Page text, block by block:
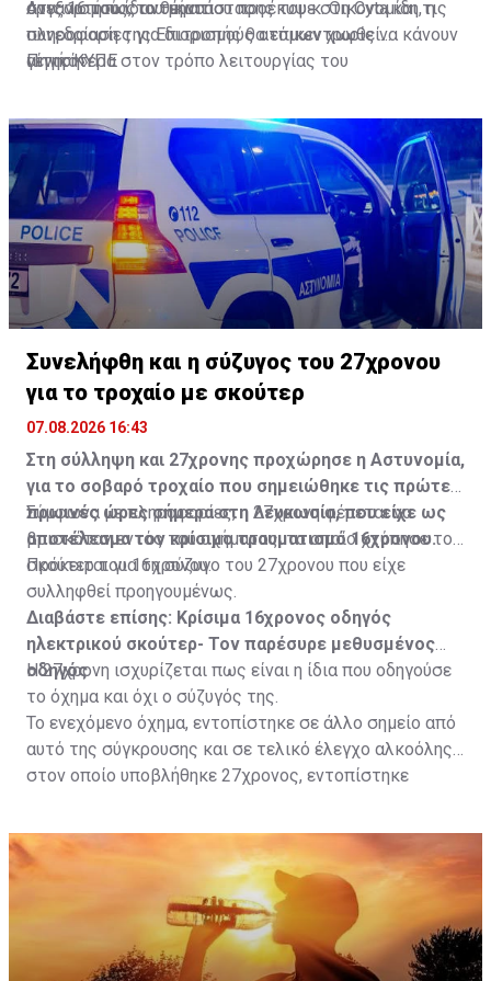
οργανισμούς, το θέμα που προέκυψε στη Cyta και τις
πληροφορίες για διορισμούς ατόμων χωρίς να κάνουν
αίτηση».
στις 16 του ίδιου μήνα.
Ανεξαρτήτως αντικατάστασης του κ. Οικονομίδη, η
συνεδρίαση της Επιτροπής θα επικεντρωθεί
γενικότερα στον τρόπο λειτουργίας του
Πηγή: ΚΥΠΕ
Συνελήφθη και η σύζυγος του 27χρονου
για το τροχαίο με σκούτερ
07.08.2026 16:43
Στη σύλληψη και 27χρονης προχώρησε η Αστυνομία,
για το σοβαρό τροχαίο που σημειώθηκε τις πρώτες
πρωινές ώρες σήμερα στη Λευκωσία, που είχε ως
αποτέλεσμα τον κρίσιμο τραυματισμό 16χρονου.
Σύμφωνα με πληροφορίες, η 27χρονη φέρεται να
βρισκόταν εντός του οχήματος, το οποίο χτύπησε το
σκούτερ του 16χρονου.
Πρόκειται για τη σύζυγο του 27χρονου που είχε
συλληφθεί προηγουμένως.
Διαβάστε επίσης: Κρίσιμα 16χρονος οδηγός
ηλεκτρικού σκούτερ- Τον παρέσυρε μεθυσμένος
οδηγός
Η 27χρονη ισχυρίζεται πως είναι η ίδια που οδηγούσε
το όχημα και όχι ο σύζυγός της.
Το ενεχόμενο όχημα, εντοπίστηκε σε άλλο σημείο από
αυτό της σύγκρουσης και σε τελικό έλεγχο αλκοόλης
στον οποίο υποβλήθηκε 27χρονος, εντοπίστηκε
για αυτόφωρο αδίκημα.